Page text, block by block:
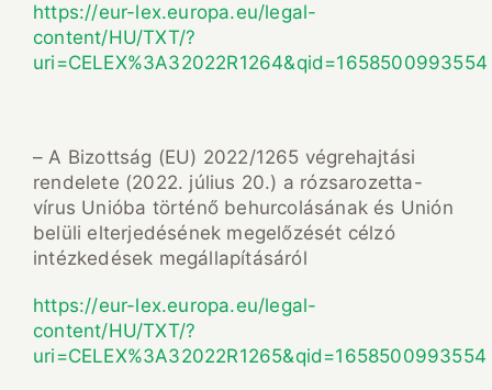
https://eur-lex.europa.eu/legal-
content/HU/TXT/?
uri=CELEX%3A32022R1264&qid=1658500993554
– A Bizottság (EU) 2022/1265 végrehajtási
rendelete (2022. július 20.) a rózsarozetta-
vírus Unióba történő behurcolásának és Unión
belüli elterjedésének megelőzését célzó
intézkedések megállapításáról
https://eur-lex.europa.eu/legal-
content/HU/TXT/?
uri=CELEX%3A32022R1265&qid=1658500993554